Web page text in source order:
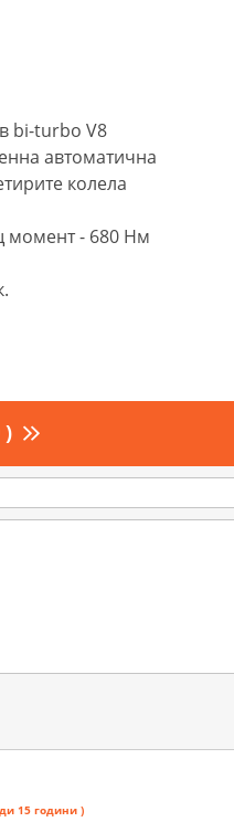
bi-turbo V8
автоматична
колела
момент - 680 Нм
)
15 години )